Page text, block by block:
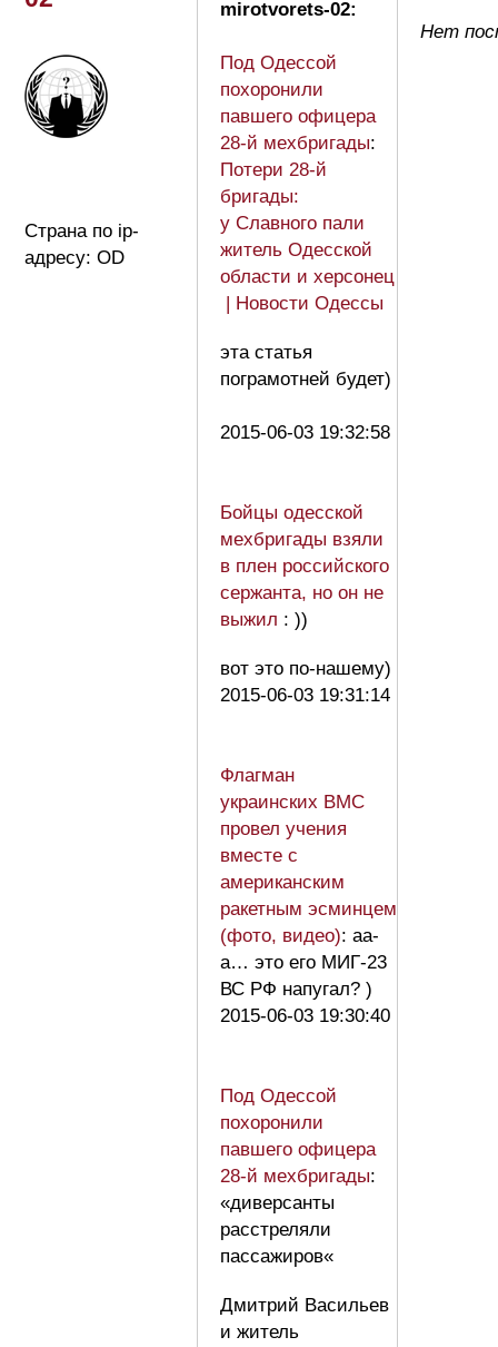
Страна по ip-
адресу: OD
mirotvorets-02:
Под Одессой
похоронили
павшего офицера
28-й мехбригады:
Потери 28-й
бригады:
у Славного пали
житель Одесской
области и херсонец
| Новости Одессы
эта статья
пограмотней будет)
2015-06-03 19:32:58
Бойцы одесской
мехбригады взяли
в плен российского
сержанта, но он не
выжил : ))
вот это по-нашему)
2015-06-03 19:31:14
Флагман
украинских ВМС
провел учения
вместе с
американским
ракетным эсминцем
(фото, видео): аа-
а… это его МИГ-23
ВС РФ напугал? )
2015-06-03 19:30:40
Под Одессой
похоронили
павшего офицера
28-й мехбригады:
«диверсанты
расстреляли
пассажиров«
Дмитрий Васильев
и житель
Нет